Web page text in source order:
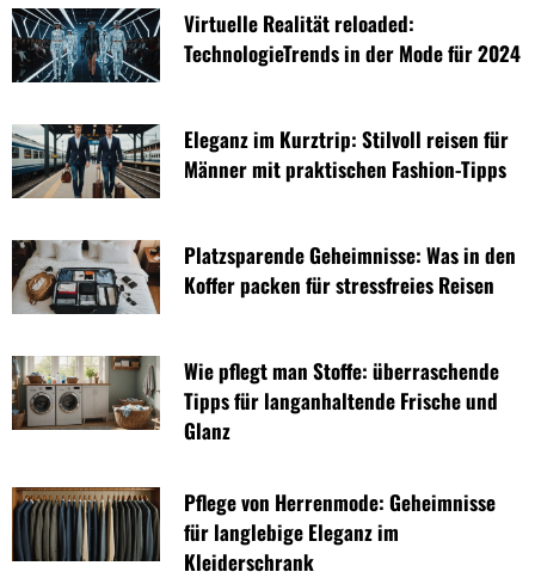
Virtuelle Realität reloaded:
TechnologieTrends in der Mode für 2024
Eleganz im Kurztrip: Stilvoll reisen für
Männer mit praktischen Fashion-Tipps
Platzsparende Geheimnisse: Was in den
Koffer packen für stressfreies Reisen
Wie pflegt man Stoffe: überraschende
Tipps für langanhaltende Frische und
Glanz
Pflege von Herrenmode: Geheimnisse
für langlebige Eleganz im
Kleiderschrank